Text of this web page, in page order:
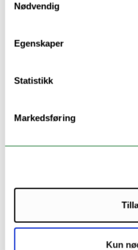
Nødvendig
Egenskaper
Statistikk
Markedsføring
Kun
Project partners:
University of Bergen
Members: